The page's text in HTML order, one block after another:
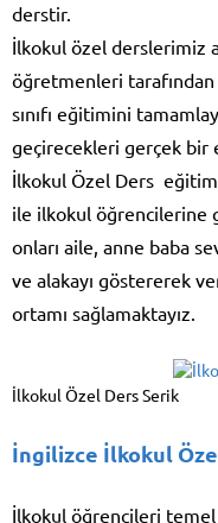
derstir.
İlkokul özel derslerimiz
öğretmenleri
sınıfı eğitimini
geçirecekleri gerçek bir
İlkokul Özel Ders
ile ilkokul öğrencilerine
onları aile, anne baba
ve alakayı göstererek
ortamı sağlamaktayız.
İlkokul Özel Ders Serik
İngilizce İlkokul
İlkokul öğrencileri